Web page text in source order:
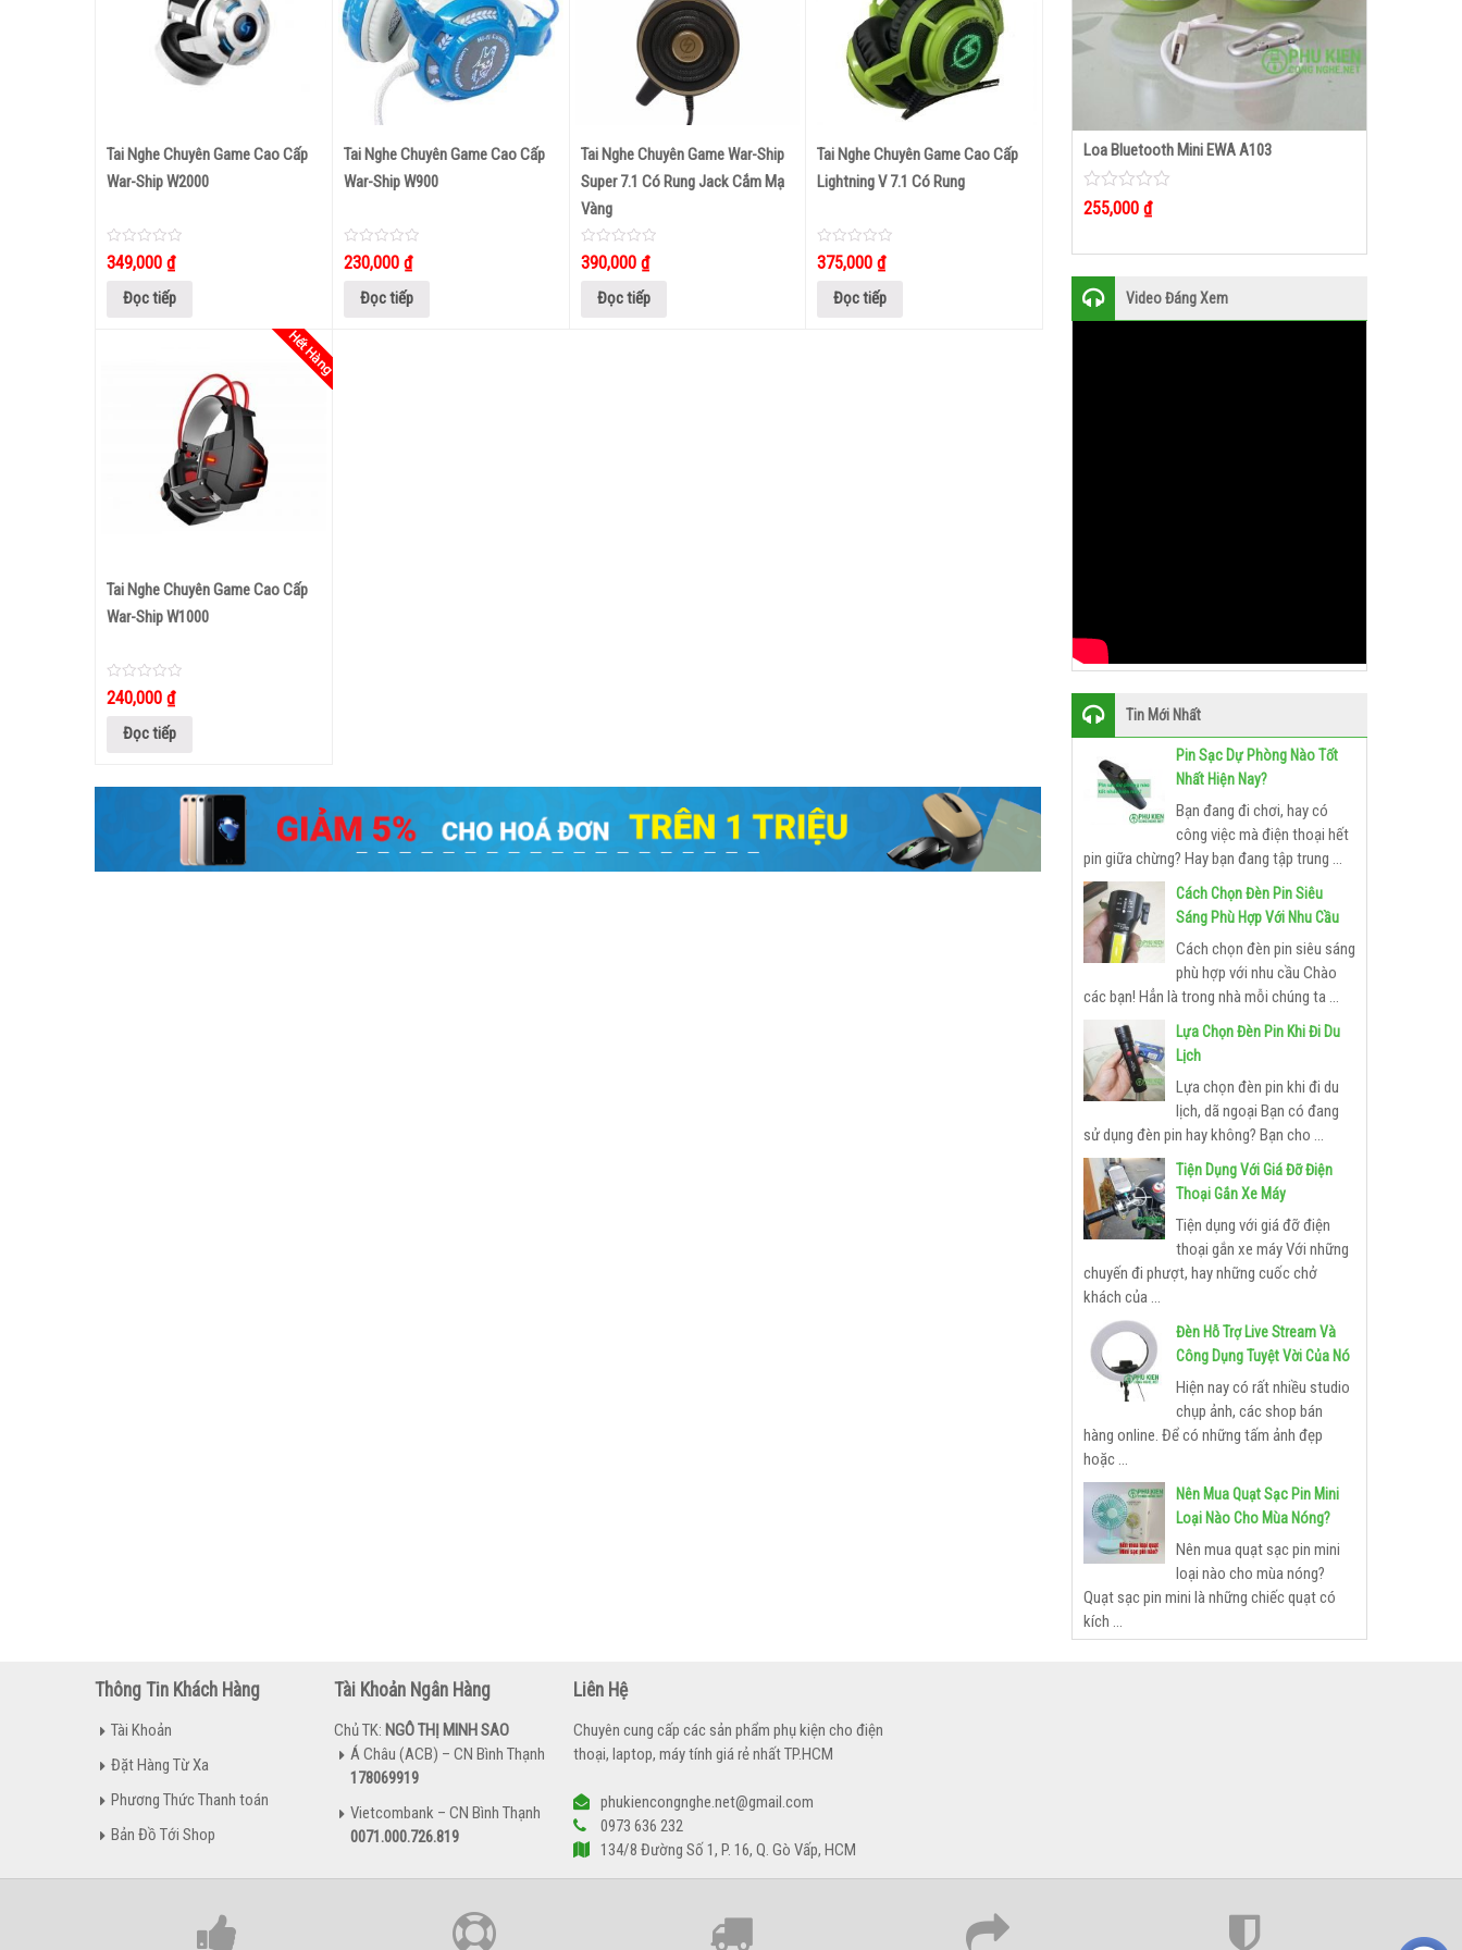
Tai Nghe Chuyên Game Cao Cấp
War-Ship W2000
0
out
349,000 ₫
Đọc tiếp
Tai Nghe Chuyên Game Cao Cấp
War-Ship W900
0
out
230,000 ₫
Đọc tiếp
Tai Nghe Chuyên Game War-Ship
Super 7.1 Có Rung Jack Cắm Mạ
Vàng
0
out
390,000 ₫
Đọc tiếp
Tai Nghe Chuyên Game Cao Cấp
Lightning V 7.1 Có Rung
0
out
375,000₫
Đọc tiếp
Tai Nghe Chuyên Game Cao Cấp
War-Ship W1000
0
out
240,000 ₫
Đọc tiếp
Loa Nghe Nhạc Bluetooth E15
Loa Bluetooth WS 1829 Âm Thanh Cực
Loa Bluetooth Mini Kimiso KMS603 Loa Bluetooth Mini EWA A103
0
out
5
255,000 ₫
Video Đáng Xem
Tin Mới Nhất
Pin Sạc Dự Phòng Nào Tốt
Nhất Hiện Nay?
Bạn đang đi chơi, hay có
công việc mà điện thoại hết
pin giữa chừng? Hay bạn đang tập trung ...
Cách Chọn Đèn Pin Siêu
Sáng Phù Hợp Với Nhu Cầu
Cách chọn đèn pin siêu sáng
phù hợp với nhu cầu Chào
các bạn! Hẳn là trong nhà mỗi chúng ta ...
Lựa Chọn Đèn Pin Khi Đi Du
Lịch
Lựa chọn đèn pin khi đi du
lịch, dã ngoại Bạn có đang
sử dụng đèn pin hay không? Bạn cho ...
Tiện Dụng Với Giá Đỡ Điện
Thoại Gắn Xe Máy
Tiện dụng với giá đỡ điện
thoại gắn xe máy Với những
chuyến đi phượt, hay những cuốc chở
khách của ...
Đèn Hỗ Trợ Live Stream Và
Công Dụng Tuyệt Vời Của Nó
Hiện nay có rất nhiều studio
chụp ảnh, các shop bán
hàng online. Để có những tấm ảnh đẹp
hoặc ...
Nên Mua Quạt Sạc Pin Mini
Loại Nào Cho Mùa Nóng?
Nên mua quạt sạc pin mini
loại nào cho mùa nóng?
Quạt sạc pin mini là những chiếc quạt có
kích ...
Thông Tin Khách Hàng
Tài Khoản
Đặt Hàng Từ Xa
Phương Thức Thanh toán
Bản Đồ Tới Shop
Tài Khoản Ngân Hàng
Chủ TK: NGÔ THỊ MINH SAO
Á Châu (ACB) – CN Bình Thạnh
178069919
Vietcombank – CN Bình Thạnh
0071.000.726.819
Liên Hệ
Chuyên cung cấp các sản phẩm phụ kiện cho điện
thoại, laptop, máy tính giá rẻ nhất TP.HCM
phukiencongnghe.net@gmail.com
0973 636 232
134/8 Đường Số 1, P. 16, Q. Gò Vấp, HCM